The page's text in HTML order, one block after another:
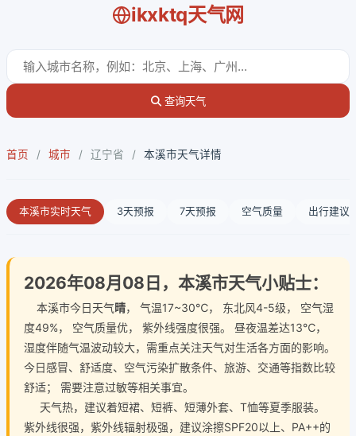
ikxktq天气网
查询天气
首页 / 城市 / 辽宁省 / 本溪市天气详情
本溪市实时天气 3天预报 7天预报 空气质量 出行建议
2026年08月08日，本溪市天气小贴士：
本溪市今日天气晴， 气温17~30℃， 东北风4-5级， 空气湿
度49%， 空气质量优， 紫外线强度很强。 昼夜温差达13℃，
湿度伴随气温波动较大，需重点关注天气对生活各方面的影响。
今日感冒、舒适度、空气污染扩散条件、旅游、交通等指数比较
舒适； 需要注意过敏等相关事宜。
天气热，建议着短裙、短裤、短薄外套、T恤等夏季服装。
紫外线很强，紫外线辐射极强，建议涂擦SPF20以上、PA++的